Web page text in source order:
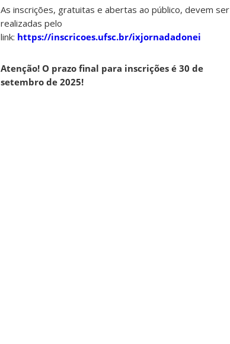
As inscrições, gratuitas e abertas ao público, devem ser
realizadas pelo
link: https://inscricoes.ufsc.br/ixjornadadonei
Atenção! O prazo final para inscrições é 30 de
setembro de 2025!